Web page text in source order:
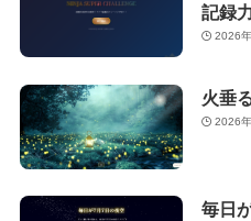
記録
2026
火垂
2026
毎日